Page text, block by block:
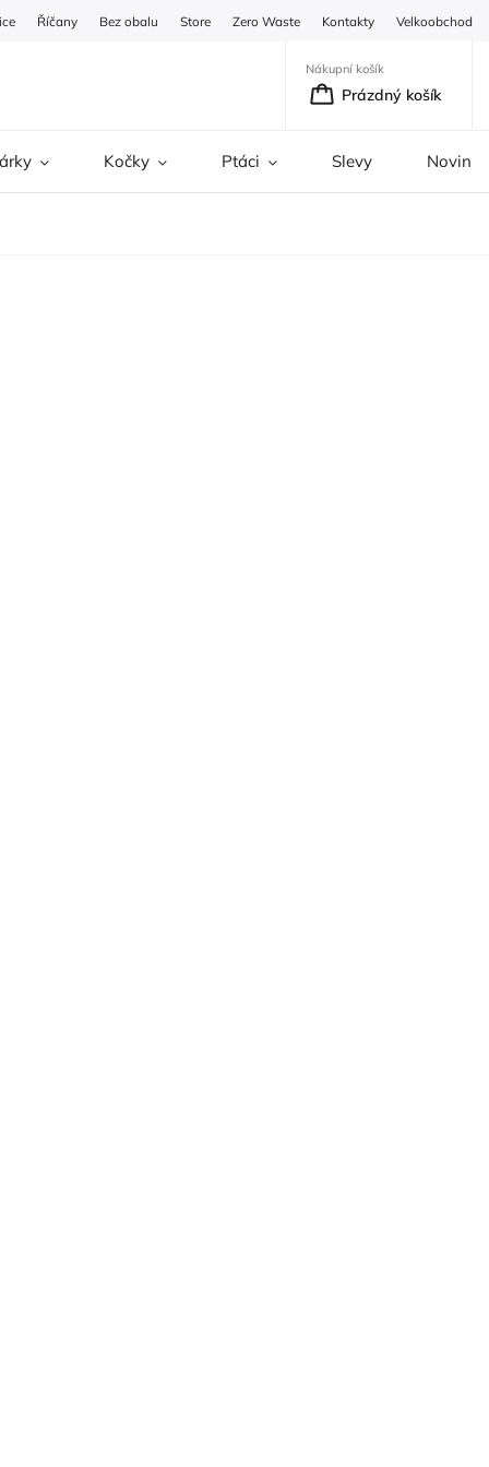
Říčany Bez obalu Store Zero Waste Kontakty Velkoobchod
Nákupní košík
Prázdný košík
Kočky Ptáci Slevy Novinky